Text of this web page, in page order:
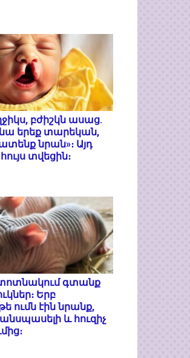
բժիշկն ասաց.
երեք տարեկան,
նրան»։ Այդ
տվեցին։
գտանք
Երբ
ումն էին նրանք,
և հուզիչ